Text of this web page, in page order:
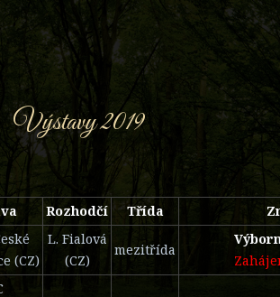
Výstavy 2019
Rozhodčí Třída
(CZ)
L. Fialová
(CZ)
mezitřída